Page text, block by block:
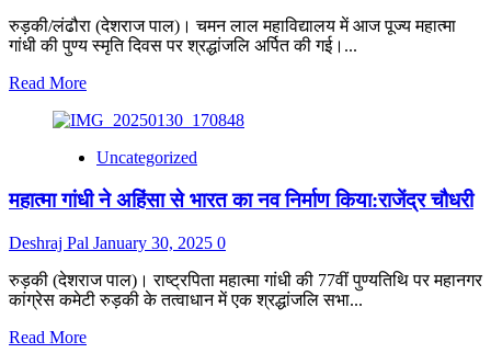
रुड़की/लंढौरा (देशराज पाल)। चमन लाल महाविद्यालय में आज पूज्य महात्मा
गांधी की पुण्य स्मृति दिवस पर श्रद्धांजलि अर्पित की गई।...
Read MoreRead
about
के
पर
के
छात्रों
से
आह्वान
Uncategorized
महात्मा गांधी ने अहिंसा से भारत का नव निर्माण किया:राजेंद्र चौधरी
Deshraj Pal January 30, 2025 0
रुड़की (देशराज पाल)। राष्ट्रपिता महात्मा गांधी की 77वीं पुण्यतिथि पर महानगर
कांग्रेस कमेटी रुड़की के तत्वाधान में एक श्रद्धांजलि सभा...
Read MoreRead